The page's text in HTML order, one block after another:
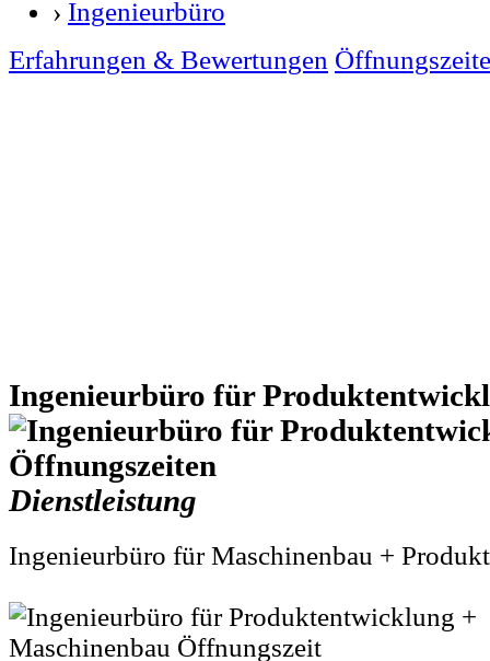
› Ingenieurbüro
Erfahrungen & Bewertungen
Ingenieurbüro für
Dienstleistung
Ingenieurbüro für Maschinenbau +